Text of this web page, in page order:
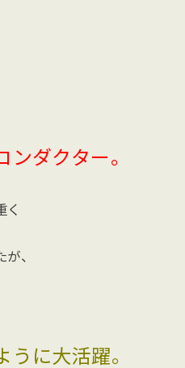
ンダクター。
く
、
に大活躍。